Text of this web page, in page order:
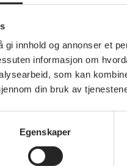
innhold og annonser et
informasjon om
som kan
din bruk av
Egenskaper